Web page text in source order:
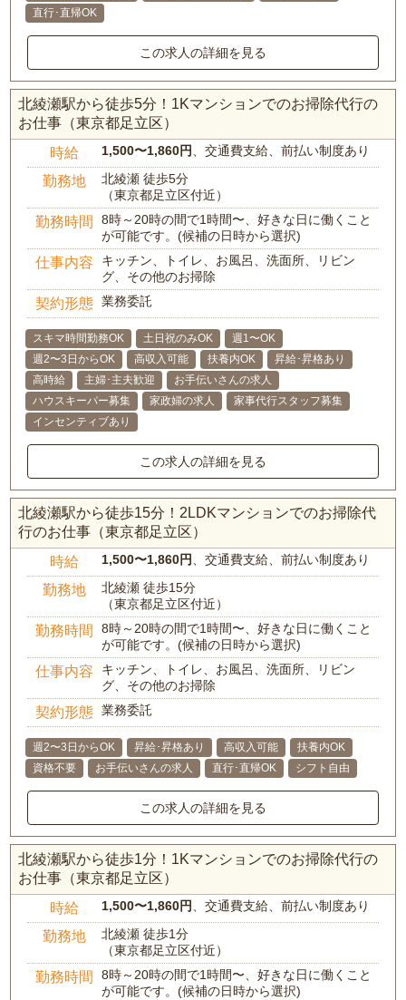
直行･直帰OK
この求人の詳細を見る
北綾瀬駅から徒歩5分！1Kマンションでのお掃除代行の
お仕事（東京都足立区）
時給 1,500〜1,860円、交通費支給、前払い制度あり
勤務地
北綾瀬 徒歩5分
（東京都足立区付近）
勤務時間
8時～20時の間で1時間〜、好きな日に働くこと
が可能です。(候補の日時から選択)
仕事内容
キッチン、トイレ、お風呂、洗面所、リビン
グ、その他のお掃除
契約形態 業務委託
スキマ時間勤務OK 土日祝のみOK
週1〜OK
週2〜3日からOK
高収入可能 扶養内OK
昇給･昇格あり
高時給
主婦･主夫歓迎
お手伝いさんの求人
ハウスキーパー募集
家政婦の求人
家事代行スタッフ募集
インセンティブあり
この求人の詳細を見る
北綾瀬駅から徒歩15分！2LDKマンションでのお掃除代
行のお仕事（東京都足立区）
時給 1,500〜1,860円、交通費支給、前払い制度あり
勤務地
北綾瀬 徒歩15分
（東京都足立区付近）
勤務時間
8時～20時の間で1時間〜、好きな日に働くこと
が可能です。(候補の日時から選択)
仕事内容
キッチン、トイレ、お風呂、洗面所、リビン
グ、その他のお掃除
契約形態 業務委託
週2〜3日からOK 昇給･昇格あり 高収入可能
扶養内OK
資格不要
お手伝いさんの求人 直行･直帰OK シフト自由
この求人の詳細を見る
北綾瀬駅から徒歩1分！1Kマンションでのお掃除代行の
お仕事（東京都足立区）
時給 1,500〜1,860円、交通費支給、前払い制度あり
勤務地
北綾瀬 徒歩1分
（東京都足立区付近）
勤務時間
8時～20時の間で1時間〜、好きな日に働くこと
が可能です。(候補の日時から選択)